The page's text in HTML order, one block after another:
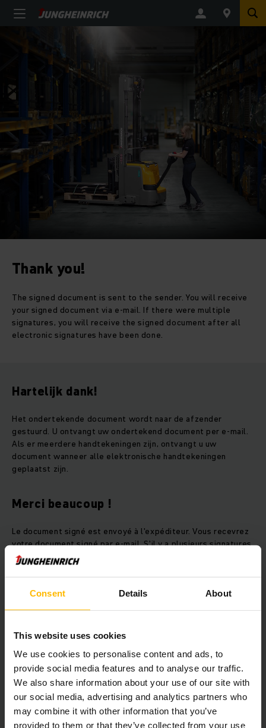
Consent Details About
This website uses cookies
We use cookies to personalise content and ads, to
provide social media features and to analyse our traffic.
We also share information about your use of our site with
our social media, advertising and analytics partners who
may combine it with other information that you’ve
provided to them or that they’ve collected from your use
Thank you!
The signed document is sent to the sender. You will receive
your signed document via e-mail. If there were multiple
signatures, you will receive the signed document after all
electronic signatures have been done.
Hartelijk dank!
Het ondertekende document wordt naar de afzender
gestuurd. U ontvangt uw ondertekend document per e-mail.
Als er meerdere handtekeningen zijn, ontvangt u uw
document wanneer alle elektronische handtekeningen
geplaatst zijn.
Merci beaucoup !
Le document signé est envoyé à l'expéditeur. Vous recevrez
votre document signé par e-mail. S'il y a plusieurs signatures,
vous recevrez votre document après que toutes les
signatures électroniques auront été apposées.
Das unterschriebene Dokument wird an den Absender
Mail. Bei mehreren Unterschriften erhalten Sie Ihr Dokument,
wenn alle elektronischen Unterschriften vorgenommen
wurden.
HOMEPAGE NL